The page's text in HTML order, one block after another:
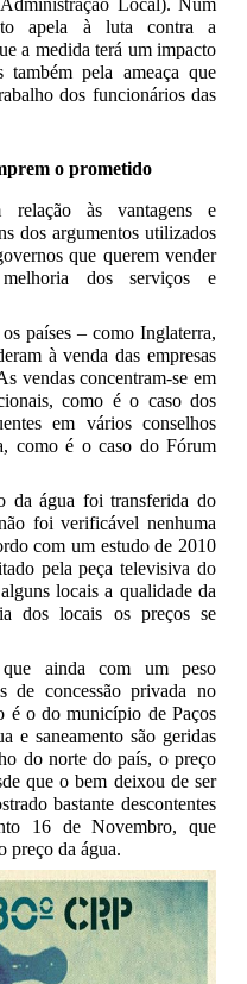
Local). Num
apela à luta contra a
a medida terá um impacto
também pela ameaça que
dos funcionários das
o prometido
às vantagens e
dos argumentos utilizados
que querem vender
melhoria dos serviços e
países – como Inglaterra,
à venda das empresas
vendas concentram-se em
como é o caso dos
em vários conselhos
como é o caso do Fórum
da água foi transferida do
foi verificável nenhuma
com um estudo de 2010
pela peça televisiva do
locais a qualidade da
dos locais os preços se
ainda com um peso
de concessão privada no
é o do município de Paços
e saneamento são geridas
do norte do país, o preço
que o bem deixou de ser
bastante descontentes
16 de Novembro, que
preço da água.